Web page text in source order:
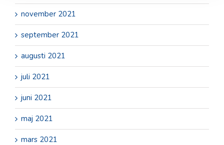
november 2021
september 2021
augusti 2021
juli 2021
juni 2021
maj 2021
mars 2021